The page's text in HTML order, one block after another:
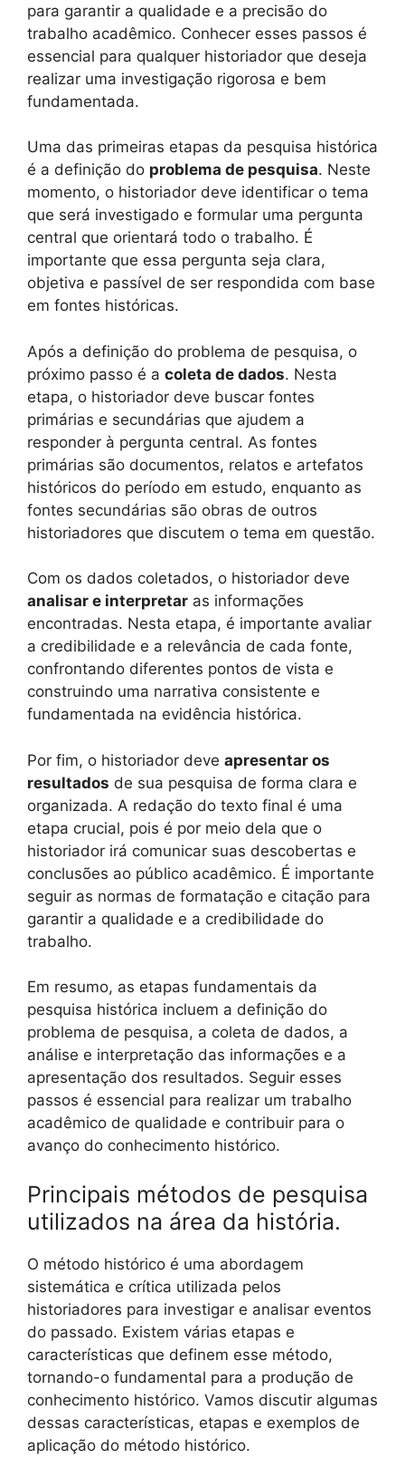
para garantir a qualidade e a precisão do
trabalho acadêmico. Conhecer esses passos é
essencial para qualquer historiador que deseja
realizar uma investigação rigorosa e bem
fundamentada.
Uma das primeiras etapas da pesquisa histórica
é a definição do problema de pesquisa. Neste
momento, o historiador deve identificar o tema
que será investigado e formular uma pergunta
central que orientará todo o trabalho. É
importante que essa pergunta seja clara,
objetiva e passível de ser respondida com base
em fontes históricas.
Após a definição do problema de pesquisa, o
próximo passo é a coleta de dados. Nesta
etapa, o historiador deve buscar fontes
primárias e secundárias que ajudem a
responder à pergunta central. As fontes
primárias são documentos, relatos e artefatos
históricos do período em estudo, enquanto as
fontes secundárias são obras de outros
historiadores que discutem o tema em questão.
Com os dados coletados, o historiador deve
analisar e interpretar as informações
encontradas. Nesta etapa, é importante avaliar
a credibilidade e a relevância de cada fonte,
confrontando diferentes pontos de vista e
construindo uma narrativa consistente e
fundamentada na evidência histórica.
Por fim, o historiador deve apresentar os
resultados de sua pesquisa de forma clara e
organizada. A redação do texto final é uma
etapa crucial, pois é por meio dela que o
historiador irá comunicar suas descobertas e
conclusões ao público acadêmico. É importante
seguir as normas de formatação e citação para
garantir a qualidade e a credibilidade do
trabalho.
Em resumo, as etapas fundamentais da
pesquisa histórica incluem a definição do
problema de pesquisa, a coleta de dados, a
análise e interpretação das informações e a
apresentação dos resultados. Seguir esses
passos é essencial para realizar um trabalho
acadêmico de qualidade e contribuir para o
avanço do conhecimento histórico.
Principais métodos de pesquisa
utilizados na área da história.
O método histórico é uma abordagem
sistemática e crítica utilizada pelos
historiadores para investigar e analisar eventos
do passado. Existem várias etapas e
características que definem esse método,
tornando-o fundamental para a produção de
conhecimento histórico. Vamos discutir algumas
dessas características, etapas e exemplos de
aplicação do método histórico.